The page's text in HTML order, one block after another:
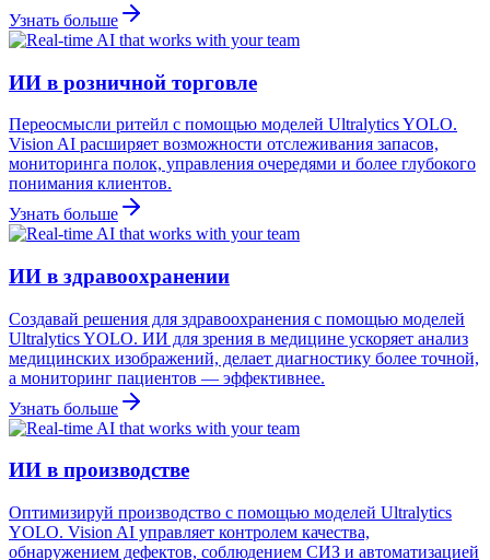
Узнать больше
ИИ в розничной торговле
Переосмысли ритейл с помощью моделей Ultralytics YOLO.
Vision AI расширяет возможности отслеживания запасов,
мониторинга полок, управления очередями и более глубокого
понимания клиентов.
Узнать больше
ИИ в здравоохранении
Создавай решения для здравоохранения с помощью моделей
Ultralytics YOLO. ИИ для зрения в медицине ускоряет анализ
медицинских изображений, делает диагностику более точной,
а мониторинг пациентов — эффективнее.
Узнать больше
ИИ в производстве
Оптимизируй производство с помощью моделей Ultralytics
YOLO. Vision AI управляет контролем качества,
обнаружением дефектов, соблюдением СИЗ и автоматизацией